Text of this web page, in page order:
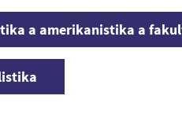
a amerikanistika a